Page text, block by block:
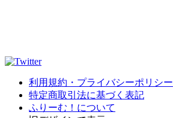
利用規約・プライバシーポリシー
特定商取引法に基づく表記
ふりーむ！について